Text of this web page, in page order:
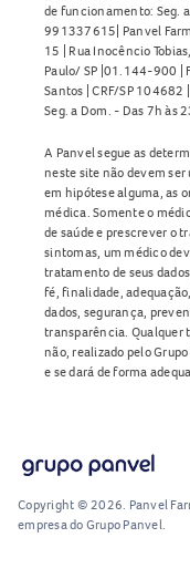
de funcionamento: Seg.
991337615| Panvel
15 | Rua Inocêncio
Paulo/ SP |01.144-900 |
Santos | CRF/SP
Seg. a Dom. - Das 7h às
A Panvel segue as
neste site não devem
em hipótese alguma, as
médica. Somente o
de saúde e prescrever o
sintomas, um médico
tratamento de seus
fé, finalidade,
dados, segurança,
transparência. Qualquer
não, realizado pelo
e se dará de forma
Copyright © 2026. Panvel
empresa do Grupo Panvel.